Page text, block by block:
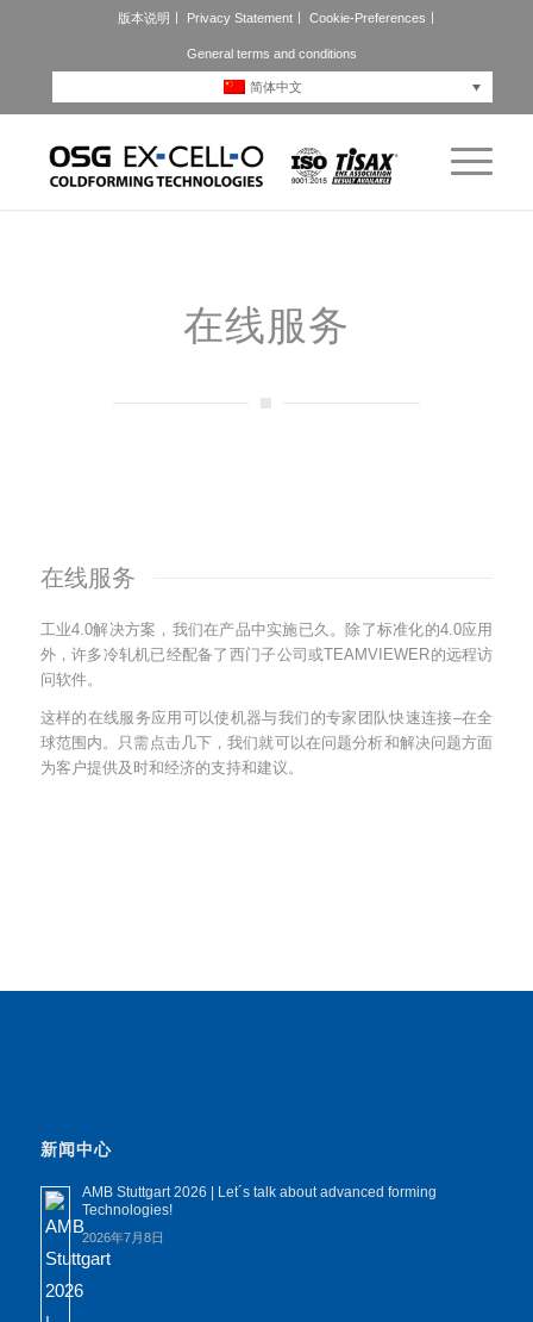
版本说明 Privacy Statement Cookie-Preferences
General terms and conditions
简体中文
在线服务
在线服务
工业4.0解决方案，我们在产品中实施已久。除了标准化的4.0应用
外，许多冷轧机已经配备了西门子公司或TEAMVIEWER的远程访
问软件。
这样的在线服务应用可以使机器与我们的专家团队快速连接–在全
球范围内。只需点击几下，我们就可以在问题分析和解决问题方面
为客户提供及时和经济的支持和建议。
新闻中心
AMB Stuttgart 2026 | Let´s talk about advanced forming
Technologies!
2026年7月8日